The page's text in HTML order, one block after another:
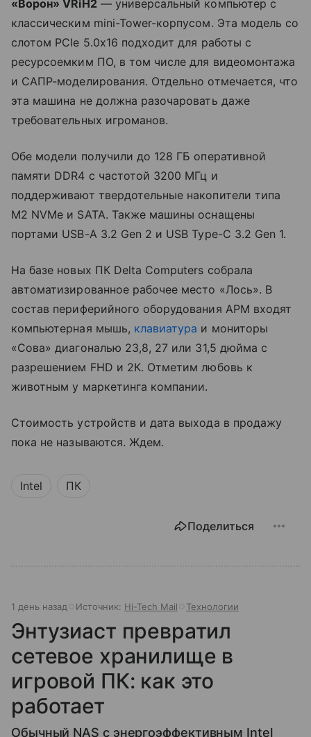
«Ворон» VRiH2— универсальный компьютер с
классическим mini-Tower-корпусом. Эта модель со
слотом PCIe 5.0x16 подходит для работы с
ресурсоемким ПО, в том числе для видеомонтажа
и САПР-моделирования. Отдельно отмечается, что
эта машина не должна разочаровать даже
требовательных игроманов.
Обе модели получили до 128 ГБ оперативной
памяти DDR4 с частотой 3200 МГц и
поддерживают твердотельные накопители типа
М2 NVMe и SATA. Также машины оснащены
портами USB-A 3.2 Gen 2 и USB Type-C 3.2 Gen 1.
На базе новых ПК Delta Computers собрала
автоматизированное рабочее место «Лось». В
состав периферийного оборудования АРМ входят
компьютерная мышь, клавиатура и мониторы
«Сова» диагональю 23,8, 27 или 31,5 дюйма с
разрешением FHD и 2К. Отметим любовь к
животным у маркетинга компании.
Стоимость устройств и дата выхода в продажу
пока не называются. Ждем.
Intel ПК
Поделиться
1 день назад Источник: Hi-Tech Mail Технологии
Энтузиаст превратил
сетевое хранилище в
игровой ПК: как это
работает
Обычный NAS с энергоэффективным Intel